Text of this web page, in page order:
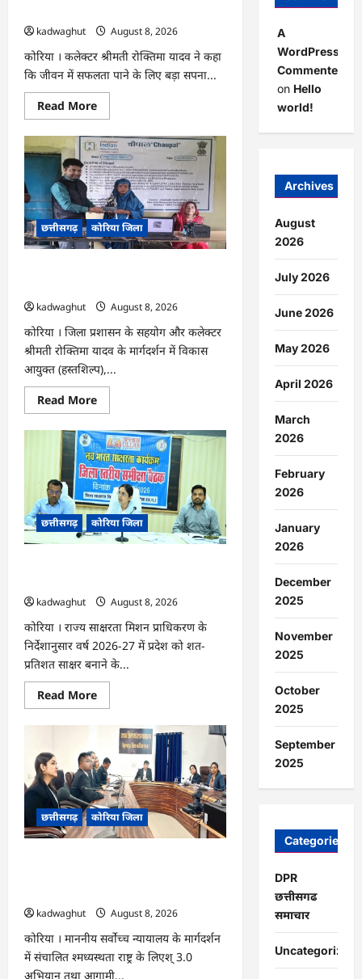
kadwaghut
August 8, 2026
कोरिया । कलेक्टर श्रीमती रोक्तिमा यादव ने कहा
कि जीवन में सफलता पाने के लिए बड़ा सपना...
Read MoreRead
more
CG
:
अच्छा
और
बड़ा
सोचो,
लक्ष्य
हासिल
करने
के
लिए
…
छत्तीसगढ़ कोरिया जिला
kadwaghut
August 8, 2026
कोरिया । जिला प्रशासन के सहयोग और कलेक्टर
श्रीमती रोक्तिमा यादव के मार्गदर्शन में विकास
आयुक्त (हस्तशिल्प),...
Read MoreRead
more
CG
:
कलेक्टर
के
मार्गदर्शन
में
छह
गांवों
तक
पहुंची
हस्तशिल्प
छत्तीसगढ़ कोरिया जिला
kadwaghut
August 8, 2026
कोरिया । राज्य साक्षरता मिशन प्राधिकरण के
निर्देशानुसार वर्ष 2026-27 में प्रदेश को शत-
प्रतिशत साक्षर बनाने के...
Read MoreRead
more
CG
अगस्त
को
जिलेभर
में
आयोजित
होगा
‘उल्लास
महा-
छत्तीसगढ़ कोरिया जिला
kadwaghut
August 8, 2026
कोरिया । माननीय सर्वाेच्च न्यायालय के मार्गदर्शन
में संचालित श्मध्यस्थता राष्ट्र के लिएश् 3.0
अभियान तथा आगामी...
A
WordPress
Commenter
on Hello
world!
Archives
August
2026
July 2026
June 2026
May 2026
April 2026
March
2026
February
2026
January
2026
December
2025
November
2025
October
2025
September
2025
Categories
DPR
छत्तीसगढ
समाचार
Uncategorized